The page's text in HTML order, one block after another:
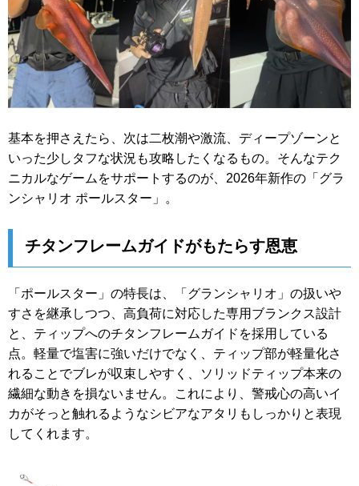
基本を押さえたら、次は二枚潮や激流、ディープゾーンと
いった少しタフな状況も攻略したくなるもの。そんなテク
ニカルなゲームをサポートするのが、2026年新作の「グラ
ンシャリオ ポールスター」。
チタンフレームガイドがもたらす恩恵
「ポールスター」の特長は、「グランシャリオ」の扱いや
すさを継承しつつ、高負荷に対応した専用ブランクス設計
と、ティップへのチタンフレームガイドを採用している
点。軽量で塩害に強いだけでなく、ティップ部が軽量化さ
れることでブレが収束しやすく、ソリッドティップ本来の
繊細な動きを損ないません。これにより、警戒心の高いイ
カがそっと触れるようなシビアなアタリもしっかりと表現
してくれます。